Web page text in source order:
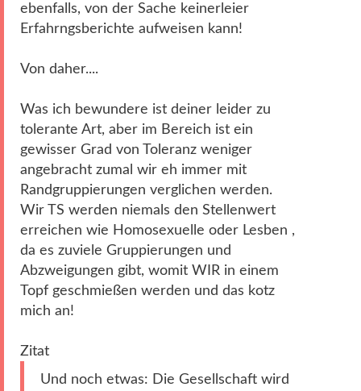
ebenfalls, von der Sache keinerleier
Erfahrngsberichte aufweisen kann!
Von daher....
Was ich bewundere ist deiner leider zu
tolerante Art, aber im Bereich ist ein
gewisser Grad von Toleranz weniger
angebracht zumal wir eh immer mit
Randgruppierungen verglichen werden.
Wir TS werden niemals den Stellenwert
erreichen wie Homosexuelle oder Lesben ,
da es zuviele Gruppierungen und
Abzweigungen gibt, womit WIR in einem
Topf geschmießen werden und das kotz
mich an!
Zitat
Und noch etwas: Die Gesellschaft wird